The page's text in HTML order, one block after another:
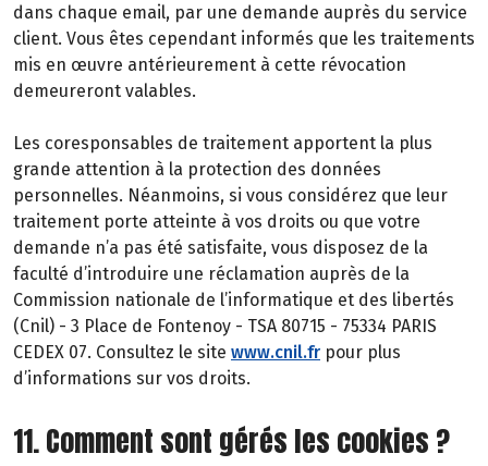
dans chaque email, par une demande auprès du service
client. Vous êtes cependant informés que les traitements
mis en œuvre antérieurement à cette révocation
demeureront valables.
Les coresponsables de traitement apportent la plus
grande attention à la protection des données
personnelles. Néanmoins, si vous considérez que leur
traitement porte atteinte à vos droits ou que votre
demande n’a pas été satisfaite, vous disposez de la
faculté d’introduire une réclamation auprès de la
Commission nationale de l’informatique et des libertés
(Cnil) - 3 Place de Fontenoy - TSA 80715 - 75334 PARIS
CEDEX 07. Consultez le site www.cnil.fr pour plus
d’informations sur vos droits.
11. Comment sont gérés les cookies ?